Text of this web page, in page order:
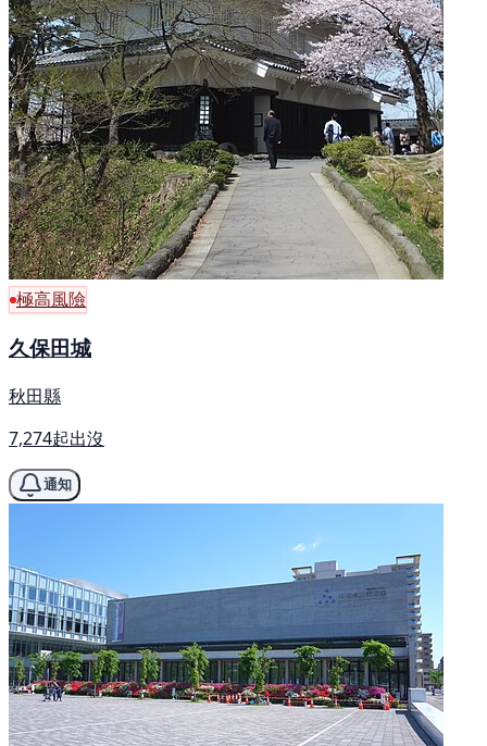
極高風險
久保田城
秋田縣
7,274起出沒
通知